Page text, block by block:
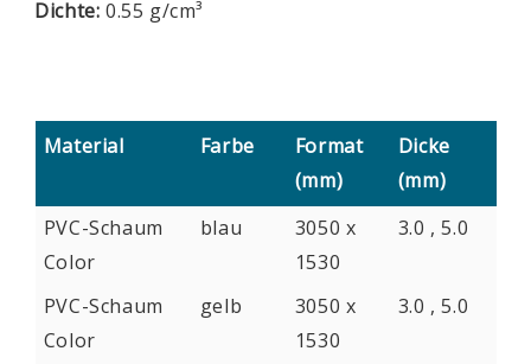
Dichte: 0.55 g/cm³
Material Farbe
Format
(mm)
Dicke
(mm)
PVC-Schaum
Color
blau
3050 x
1530
3.0 , 5.0
PVC-Schaum
Color
gelb
3050 x
1530
3.0 , 5.0